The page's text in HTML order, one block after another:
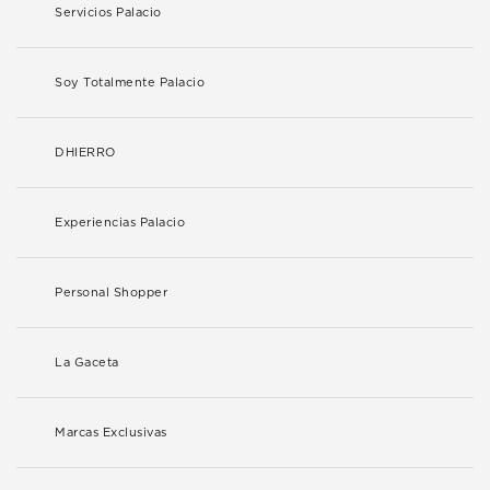
Servicios Palacio
Soy Totalmente Palacio
DHIERRO
Experiencias Palacio
Personal Shopper
La Gaceta
Marcas Exclusivas